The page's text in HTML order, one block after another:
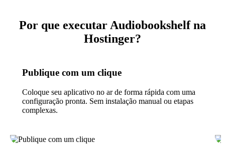
Por que executar Audiobookshelf na
Hostinger?
Publique com um clique
Coloque seu aplicativo no ar de forma rápida com uma
configuração pronta. Sem instalação manual ou etapas
complexas.